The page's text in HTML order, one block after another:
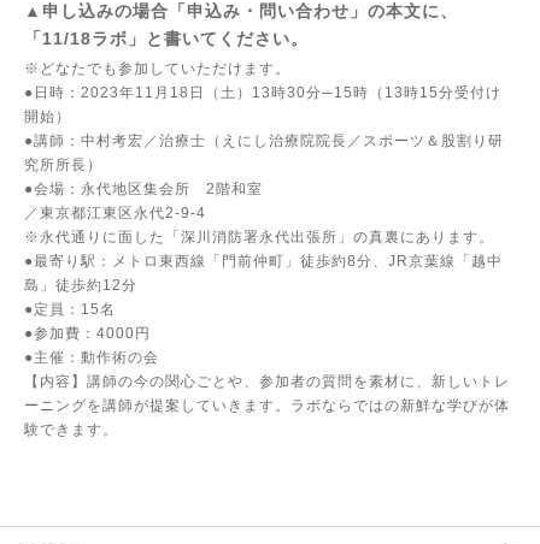
▲申し込みの場合「申込み・問い合わせ」の本文に、
「11/18ラボ」と書いてください。
※どなたでも参加していただけます。
●日時：2023年11月18日（土）13時30分─15時（13時15分受付け
開始）
●講師：中村考宏／治療士（えにし治療院院長／スポーツ＆股割り研
究所所長）
●会場：永代地区集会所 2階和室
／東京都江東区永代2-9-4
※永代通りに面した「深川消防署永代出張所」の真裏にあります。
●最寄り駅：メトロ東西線「門前仲町」徒歩約8分、JR京葉線「越中
島」徒歩約12分
●定員：15名
●参加費：4000円
●主催：動作術の会
【内容】講師の今の関心ごとや、参加者の質問を素材に、新しいトレ
ーニングを講師が提案していきます。ラボならではの新鮮な学びが体
験できます。